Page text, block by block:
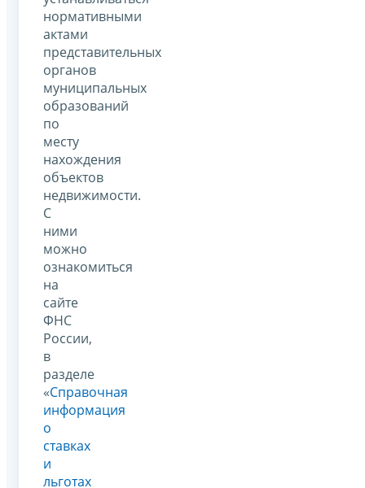
нормативными
актами
представительных
органов
муниципальных
образований
по
месту
нахождения
объектов
недвижимости.
С
ними
можно
ознакомиться
на
сайте
ФНС
России,
в
разделе
«Справочная
информация
о
ставках
и
льготах